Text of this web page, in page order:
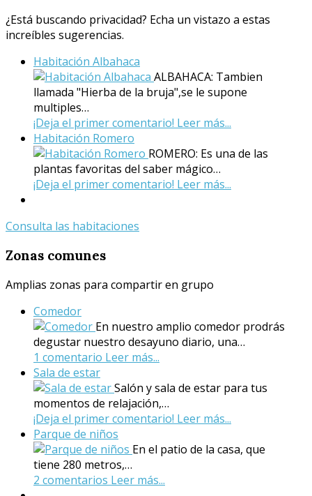
¿Está buscando privacidad? Echa un vistazo a estas
increíbles sugerencias.
Habitación Albahaca
ALBAHACA: Tambien
llamada "Hierba de la bruja",se le supone
multiples…
¡Deja el primer comentario! Leer más...
Habitación Romero
ROMERO: Es una de las
plantas favoritas del saber mágico…
¡Deja el primer comentario! Leer más...
Consulta las habitaciones
Zonas comunes
Amplias zonas para compartir en grupo
Comedor
En nuestro amplio comedor prodrás
degustar nuestro desayuno diario, una…
1 comentario Leer más...
Sala de estar
Salón y sala de estar para tus
momentos de relajación,…
¡Deja el primer comentario! Leer más...
Parque de niños
En el patio de la casa, que
tiene 280 metros,…
2 comentarios Leer más...